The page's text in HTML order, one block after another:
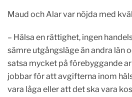
Maud och Alar var nöjda med
– Hälsa en rättighet, ingen
sämre utgångsläge än andra län
satsa mycket på förebyggande
jobbar för att avgifterna inom
vara låga eller att det ska vara